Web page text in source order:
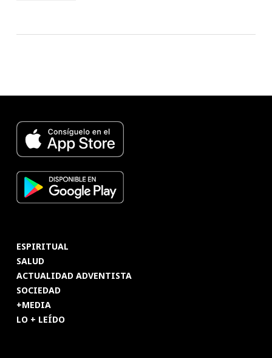
ESPIRITUAL
SALUD
ACTUALIDAD ADVENTISTA
SOCIEDAD
+MEDIA
LO + LEÍDO